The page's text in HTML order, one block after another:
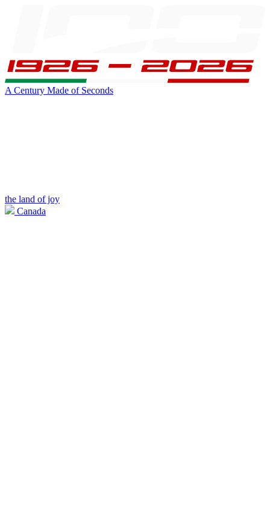
A Century Made of Seconds
the land of joy
Canada